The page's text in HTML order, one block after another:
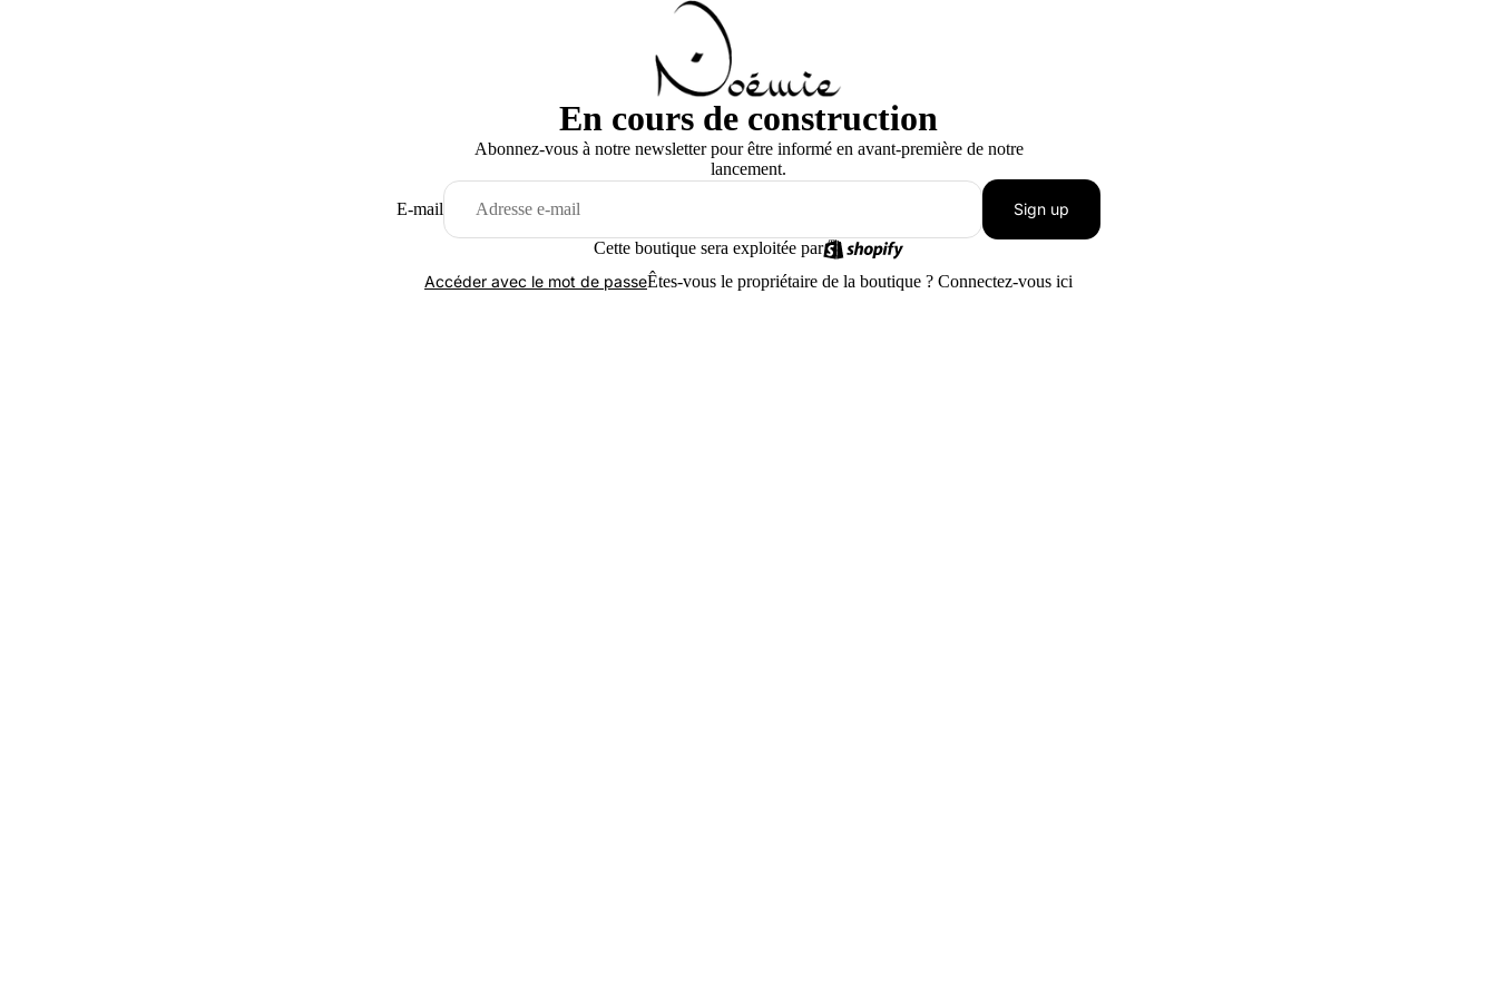
En cours de construction
Abonnez-vous à notre newsletter pour être informé en avant-première de notre
lancement.
E-mail Sign up
Cette boutique sera exploitée par
Accéder avec le mot de passeÊtes-vous le propriétaire de la boutique ? Connectez-vous ici